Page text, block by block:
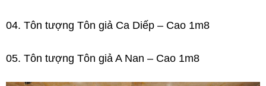
04. Tôn tượng Tôn giả Ca Diếp – Cao 1m8
05. Tôn tượng Tôn giả A Nan – Cao 1m8